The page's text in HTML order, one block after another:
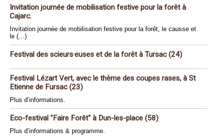
Invitation journée de mobilisation festive pour la forêt à
Cajarc.
Invitation journée de mobilisation festive pour la forêt, le causse et
le (…)
Festival des scieurs·euses et de la forêt à Tursac (24)
Festival Lézart Vert, avec le thème des coupes rases, à St
Etienne de Fursac (23)
Plus d’informations.
Eco-festival "Faire Forêt" à Dun-les-place (58)
Plus d’informations & programme.